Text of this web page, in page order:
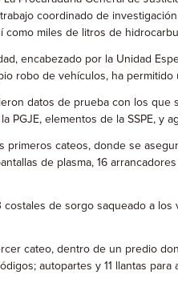
coordinado de
como miles de litros de
encabezado por la Unidad
robo de vehículos, ha
datos de prueba con los
PGJE, elementos de la SSPE, y
primeros cateos, donde se
de plasma, 16
costales de sorgo saqueado a
cateo, dentro de un predio
autopartes y 11 llantas